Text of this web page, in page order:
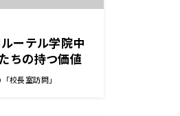
ーテル学院中
ちの持つ価値
をしっかりと
宏政 校長先
校長室訪問」